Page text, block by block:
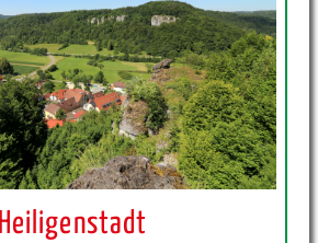
Heiligenstadt